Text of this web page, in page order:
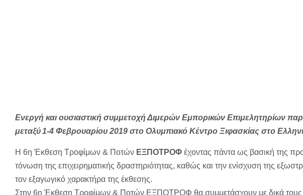
Ενεργή και ουσιαστική συμμετοχή Διμερών Εμπορικών Επιμελητηρίων
μεταξύ 1-4 Φεβρουαρίου 2019 στο Ολυμπιακό Κέντρο Ξιφασκίας στο
Η 6η Έκθεση Τροφίμων & Ποτών ΕΞΠΟΤΡΟΦ έχοντας πάντα ως βασική της
τόνωση της επιχειρηματικής δραστηριότητας, καθώς και την ενίσχυση της
τον εξαγωγικό χαρακτήρα της έκθεσης.
Στην 6η Έκθεση Τροφίμων & Ποτών ΕΞΠΟΤΡΟΦ θα συμμετάσχουν με δικά τους